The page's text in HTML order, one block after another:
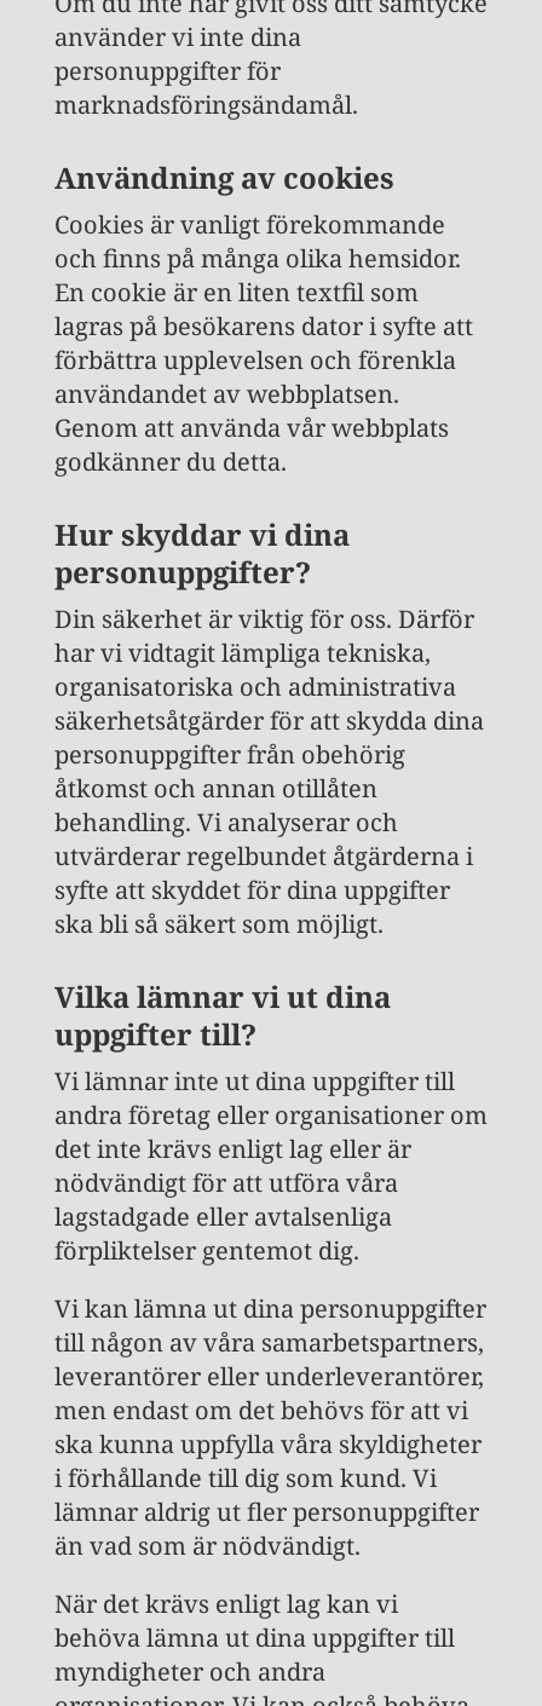
använder vi inte dina
personuppgifter för
marknadsföringsändamål.
Användning av cookies
Cookies är vanligt förekommande
och finns på många olika hemsidor.
En cookie är en liten textfil som
lagras på besökarens dator i syfte att
förbättra upplevelsen och förenkla
användandet av webbplatsen.
Genom att använda vår webbplats
godkänner du detta.
Hur skyddar vi dina
personuppgifter?
Din säkerhet är viktig för oss. Därför
har vi vidtagit lämpliga tekniska,
organisatoriska och administrativa
säkerhetsåtgärder för att skydda dina
personuppgifter från obehörig
åtkomst och annan otillåten
behandling. Vi analyserar och
utvärderar regelbundet åtgärderna i
syfte att skyddet för dina uppgifter
ska bli så säkert som möjligt.
Vilka lämnar vi ut dina
uppgifter till?
Vi lämnar inte ut dina uppgifter till
andra företag eller organisationer om
det inte krävs enligt lag eller är
nödvändigt för att utföra våra
lagstadgade eller avtalsenliga
förpliktelser gentemot dig.
Vi kan lämna ut dina personuppgifter
till någon av våra samarbetspartners,
leverantörer eller underleverantörer,
men endast om det behövs för att vi
ska kunna uppfylla våra skyldigheter
i förhållande till dig som kund. Vi
lämnar aldrig ut fler personuppgifter
än vad som är nödvändigt.
När det krävs enligt lag kan vi
behöva lämna ut dina uppgifter till
myndigheter och andra